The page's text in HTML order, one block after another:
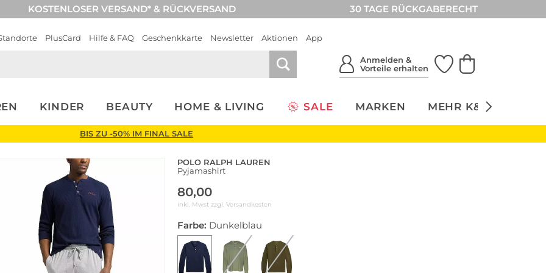
KOSTENLOSER VERSAND* & RÜCKVERSAND 30 TAGE RÜCKGABERECHT
PlusCard Hilfe & FAQ Geschenkkarte Newsletter Aktionen App
Anmelden &
Vorteile erhalten
KINDER BEAUTY HOME & LIVING SALE MARKEN MEHR K&Ö
BIS ZU -50% IM FINAL SALE
POLO RALPH LAUREN
Pyjamashirt
80,00
inkl. Mwst zzgl. Versandkosten
Farbe: Dunkelblau